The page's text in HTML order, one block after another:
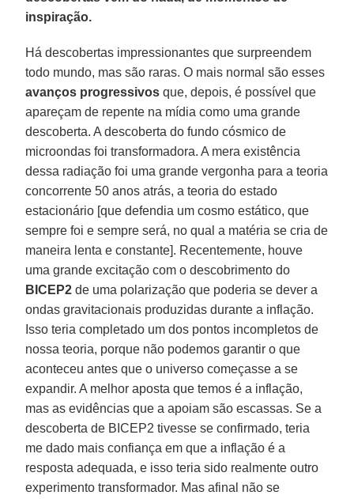
inspiração.
Há descobertas impressionantes que surpreendem
todo mundo, mas são raras. O mais normal são esses
avanços progressivosque, depois, é possível que
apareçam de repente na mídia como uma grande
descoberta. A descoberta do fundo cósmico de
microondas foi transformadora. A mera existência
dessa radiação foi uma grande vergonha para a teoria
concorrente 50 anos atrás, a teoria do estado
estacionário [que defendia um cosmo estático, que
sempre foi e sempre será, no qual a matéria se cria de
maneira lenta e constante]. Recentemente, houve
uma grande excitação com o descobrimento do
BICEP2 de uma polarização que poderia se dever a
ondas gravitacionais produzidas durante a inflação.
Isso teria completado um dos pontos incompletos de
nossa teoria, porque não podemos garantir o que
aconteceu antes que o universo começasse a se
expandir. A melhor aposta que temos é a inflação,
mas as evidências que a apoiam são escassas. Se a
descoberta de BICEP2 tivesse se confirmado, teria
me dado mais confiança em que a inflação é a
resposta adequada, e isso teria sido realmente outro
experimento transformador. Mas afinal não se